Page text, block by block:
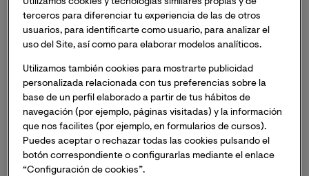
peninsular) ;12:00h (hora Perú), tendrá lugar la
masterclass online "Evaluación de los Servicios
Ecosistémicos de la Infraestructura Verde en la
Comunidad Valenciana (ECOVAL)".Inscripción
necesaria. Recibirás el mismo día del evento un
enlace para acceder a la sesión online.
El cambio climático y la expansión urbana son dos de
los mayores retos a los que se enfrentan las sociedades
actuales. La gestión de la infraestructura verde ofrece
Utilizamos cookies y tecnologías similares propias y de
terceros para diferenciar tu experiencia de las de otros
usuarios, para identificarte como usuario, para analizar el
uso del Site, así como para elaborar modelos analíticos.
Utilizamos también cookies para mostrarte publicidad
personalizada relacionada con tus preferencias sobre la
base de un perfil elaborado a partir de tus hábitos de
navegación (por ejemplo, páginas visitadas) y la información
que nos facilites (por ejemplo, en formularios de cursos).
Puedes aceptar o rechazar todas las cookies pulsando el
botón correspondiente o configurarlas mediante el enlace
“Configuración de cookies”.